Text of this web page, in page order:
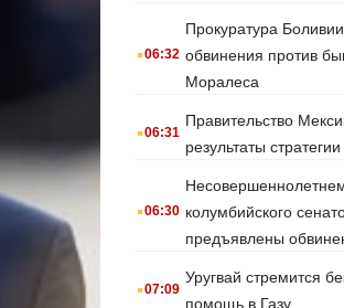
.06:32
Прокуратура
обвинения против
Моралеса
.06:31
Правительство
результаты
.06:30 колумбийского
предъявлены
.07:09
Уругвай стремится
помощь в Газу